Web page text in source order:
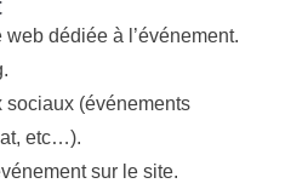
dédiée à l’événement.
sociaux (événements
etc…).
sur le site.